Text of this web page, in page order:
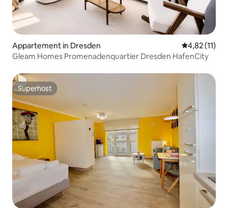
Appartement in Dresden Gemiddelde
4,82 (11)
Gleam Homes Promenadenquartier Dresden HafenCity
Superhost
Superhost